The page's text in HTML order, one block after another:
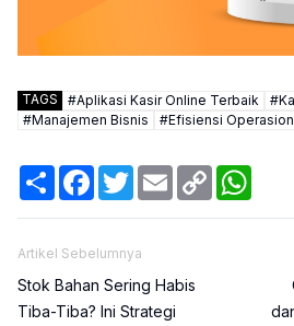
TAGS #Aplikasi Kasir Online Terbaik #
#Manajemen Bisnis #Efisiensi
ShareFacebook
TwitterEmail Copy
Link
Artikel Sebelumnya
Stok Bahan Sering Habis
Tiba-Tiba? Ini Strategi